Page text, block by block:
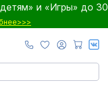
и «Игры» до 30